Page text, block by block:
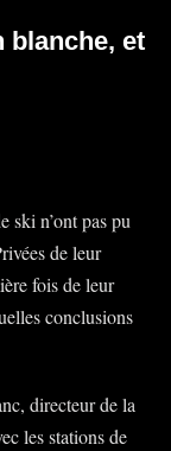
blanche, et
ski n’ont pas pu
de leur
fois de leur
conclusions
directeur de la
les stations de